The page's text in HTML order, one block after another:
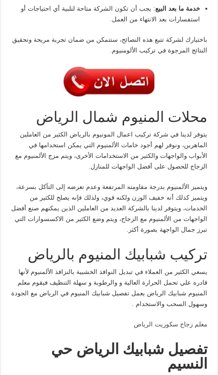
خدمة ما بعد البيع: يجب أن تكون الشركة متاحة لتلبية أي احتياجات أو
استفسارات بعد الانتهاء من العمل.
باختيارك لشركة تتبع هذه النصائح، ستتمكن من ضمان تجربة مريحة وتحقيق
النتائج المرجوة في تركيب الألومنيوم.
محلات المنيوم شمال الرياض
يتوفر لدينا في شركة تركيب اعمال المونيوم بالرياض الكثير من العاملين
الماهرين، ونوفر لهم أجود خامات الألمنيوم التي يمكن استخدامها في
الأبواب والواجهات والكثير من الاستخدامات الأخرى، ويتم مزج الألمنيوم مع
الزجاج للحصول على أفضل الواجهات للمنازل.
ويتميز الألمنيوم بدرجة مقاومته المرتفعة وعدم تعرضه إلى التآكل بسرعة،
ويتميز كذلك أنه خفيف الوزن ولكنه قوي، ولذلك فإنه يصلح للكثير من
الخدمات، ويتوفر لدينا بالشركة العديد من العاملين الذين يمكنهم صنع أفضل
الواجهات من الألمنيوم مع الزجاج، ويتم وضع الكثير من الاكسسوارات التي
تبرز جمال الواجهة بصورة أكثر.
تركيب شبابيك المنيوم بالرياض
يسعي الكثير من العملاء في تبديل النوافذ الخشبية بالنزافذ الألمنيوم لأنها
قادره علي تحمل الحرارة العالية و والرطوبة و سهلة التنظيف فيقوم معلم
المنيوم شبابيك الرياض يعمل تفصيل شبابيك المنيوم في الرياض مع الجودة
وسهول السحب والاستخدام .
معلم زجاج سكوريت الرياض
تفصيل شبابيك الرياض حي
النسيم